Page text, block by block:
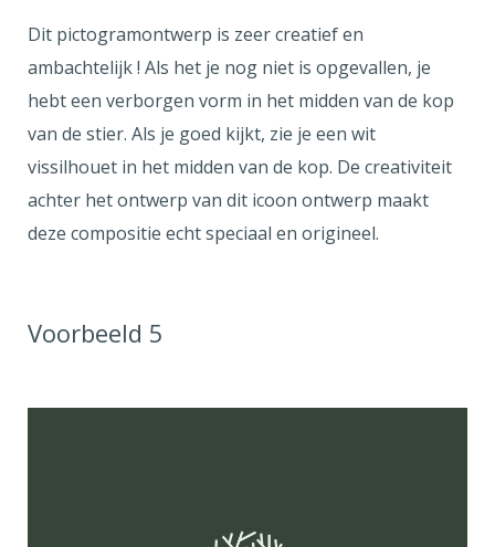
Dit pictogramontwerp is zeer creatief en
ambachtelijk ! Als het je nog niet is opgevallen, je
hebt een verborgen vorm in het midden van de kop
van de stier. Als je goed kijkt, zie je een wit
vissilhouet in het midden van de kop. De creativiteit
achter het ontwerp van dit icoon ontwerp maakt
deze compositie echt speciaal en origineel.
Voorbeeld 5